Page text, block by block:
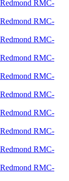
RMC-
RMC-
RMC-
RMC-
RMC-
RMC-
RMC-
RMC-
RMC-
RMC-